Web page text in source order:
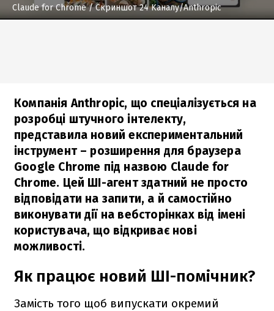
Claude for Chrome/ Скриншот 24 Kаналу/Anthropic
Компанія Anthropic, що спеціалізується на
розробці штучного інтелекту,
представила новий експериментальний
інструмент – розширення для браузера
Google Chrome під назвою Claude for
Chrome. Цей ШІ-агент здатний не просто
відповідати на запити, а й самостійно
виконувати дії на вебсторінках від імені
користувача, що відкриває нові
можливості.
Як працює новий ШІ-помічник?
Замість того щоб випускати окремий